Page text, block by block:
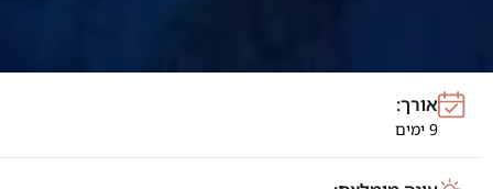
אורך:
9 ימים